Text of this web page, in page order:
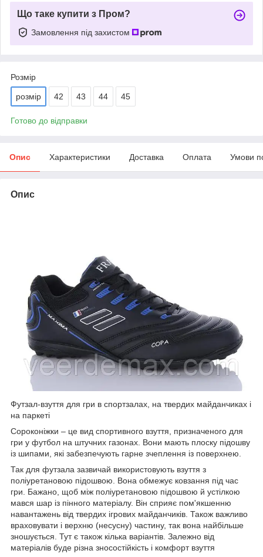
Що таке купити з Пром?
Замовлення під захистом
Розмір
розмір 42 43 44 45
Готово до відправки
Опис Характеристики Доставка Оплата Умови
Опис
Футзал-взуття для гри в спортзалах, на твердих майданчиках і
на паркеті
Сороконіжки – це вид спортивного взуття, призначеного для
гри у футбол на штучних газонах. Вони мають плоску підошву
із шипами, які забезпечують гарне зчеплення із поверхнею.
Так для футзала зазвичай використовують взуття з
поліуретановою підошвою. Вона обмежує ковзання під час
гри. Бажано, щоб між поліуретановою підошвою й устілкою
мався шар із пінного матеріалу. Він сприяє пом'якшенню
навантажень від твердих ігрових майданчиків. Також важливо
враховувати і верхню (несусну) частину, так вона найбільше
зношується. Тут є також кілька варіантів. Залежно від
матеріалів буде різна зносостійкість і комфорт взуття